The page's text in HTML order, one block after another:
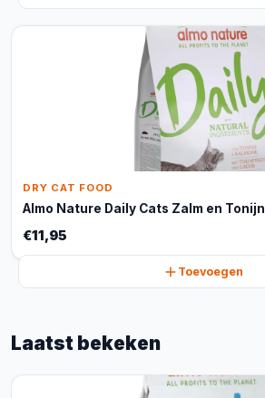
DRY CAT FOOD
Almo Nature Daily Cats Zalm en Tonijn
€11,95
Toevoegen
Laatst bekeken